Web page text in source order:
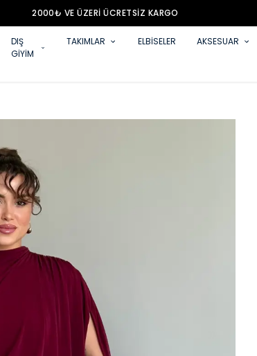
2000₺ VE ÜZERİ ÜCRETSİZ KARGO
DIŞ
GİYİM
TAKIMLAR ELBİSELER AKSESUAR